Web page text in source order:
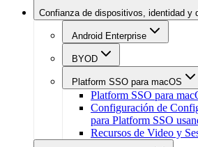
Confianza de dispositivos, identidad y
Android Enterprise
BYOD
Platform SSO para macOS
Platform SSO para
Configuración de
para Platform SSO
Recursos de Video y